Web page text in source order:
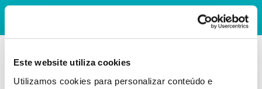
Este website utiliza cookies
Utilizamos cookies para personalizar conteúdo e